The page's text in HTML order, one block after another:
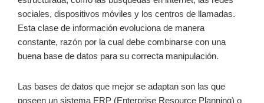
sociales, dispositivos móviles y los centros de llamadas.
Esta clase de información evoluciona de manera
constante, razón por la cual debe combinarse con una
buena base de datos para su correcta manipulación.
Las bases de datos que mejor se adaptan son las que
poseen un sistema ERP (Enterprise Resource Planning) o